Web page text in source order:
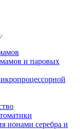
и паровых
ионами серебра и